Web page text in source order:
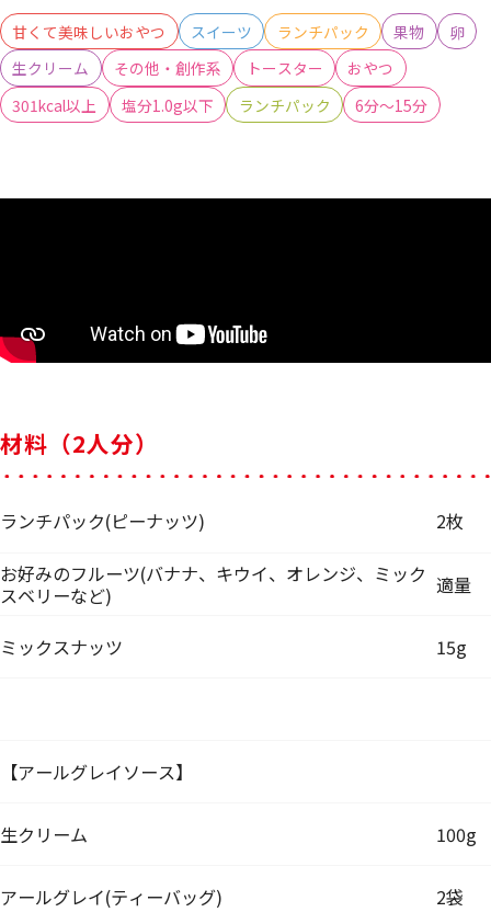
甘くて美味しいおやつ スイーツ ランチパック 果物
卵
生クリーム
その他・創作系 トースター
おやつ
301kcal以上
塩分1.0g以下 ランチパック 6分～15分
材料（2人分）
ランチパック(ピーナッツ)
2枚
お好みのフルーツ(バナナ、キウイ、オレンジ、ミック
スベリーなど)
適量
ミックスナッツ 15g
【アールグレイソース】
生クリーム 100g
アールグレイ(ティーバッグ) 2袋